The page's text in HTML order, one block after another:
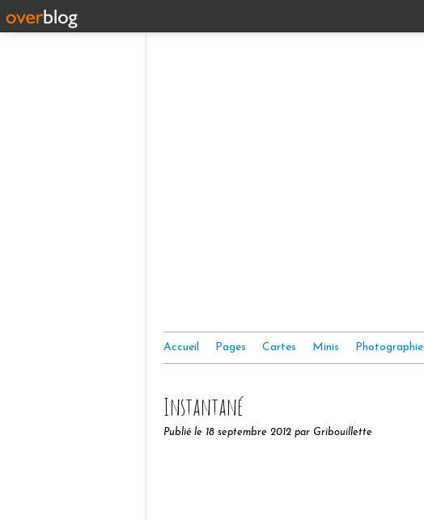
Accueil Pages Cartes Minis Photographie
Instantané
Publié le 18 septembre 2012 par Gribouillette